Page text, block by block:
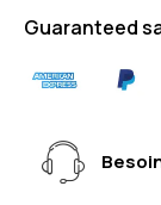
Guaranteed